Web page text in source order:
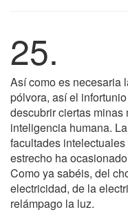
25.
Así como es necesaria
pólvora, así el
descubrir ciertas
inteligencia humana.
facultades
estrecho ha
Como ya sabéis, del
electricidad, de la
relámpago la luz.